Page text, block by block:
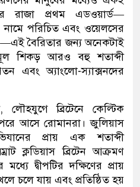
রাজা প্রথম এডওয়ার্ড—
নামে পরিচিত এবং ওয়েলসের
বৈরিতার জন্য অনেকটাই
মূল শিকড় আরও বহু শতাব্দী
এবং অ্যাংলো-স্যাক্সনদের
লৌহযুগে ব্রিটেনে কেল্টিক
আসে রোমানরা। জুলিয়াস
প্রায় এক শতাব্দী
ক্লডিয়াস ব্রিটেন আক্রমণ
দ্বীপটির দক্ষিণের প্রায়
চলে যায় এবং প্রতিষ্ঠিত হয়